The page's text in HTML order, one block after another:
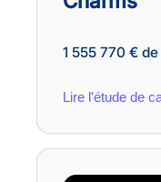
1 555 770 €
Lire l'étude de